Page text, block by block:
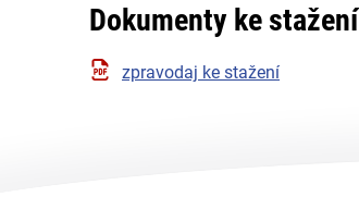
Dokumenty ke stažení
zpravodaj ke stažení